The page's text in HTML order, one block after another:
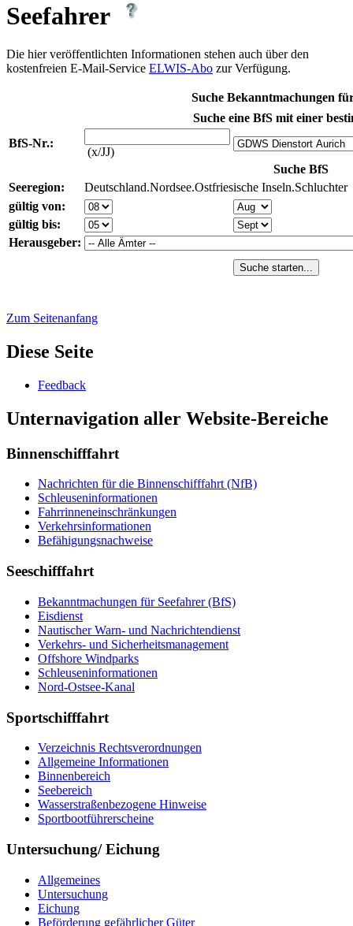
Seefahrer
Die hier veröffentlichten Informationen stehen auch über den
kostenfreien E-Mail-Service ELWIS-Abo zur Verfügung.
Suche Bekanntmachungen
Suche eine BfS mit einer
BfS-Nr.:
(x/JJ)
Suche BfS
Seeregion:
Deutschland.Nordsee.Ostfriesische Inseln.Schluchter
gültig von:
gültig bis:
Herausgeber:
Suche starten...
Zum Seitenanfang
Diese Seite
Feed­back
Unternavigation aller Website-Bereiche
Binnenschifffahrt
Nach­rich­ten für die Bin­nen­schiff­fahrt (NfB)
Schleu­sen­in­for­ma­tio­nen
Fahr­rin­nen­ein­schrän­kun­gen
Ver­kehrs­in­for­ma­tio­nen
Be­fä­hi­gungs­nach­wei­se
Seeschifffahrt
Be­kannt­ma­chun­gen für See­fah­rer (BfS)
Eis­dienst
Nau­ti­scher Warn-​ und Nach­rich­ten­dienst
Ver­kehrs-​ und Si­cher­heits­ma­na­ge­ment
Offs­ho­re Wind­parks
Schleu­sen­in­for­ma­tio­nen
Nord-​Ost­see-​Ka­nal
Sportschifffahrt
Ver­zeich­nis Rechts­ver­ord­nun­gen
All­ge­mei­ne In­for­ma­tio­nen
Bin­nen­be­reich
See­be­reich
Was­ser­stra­ßen­be­zo­ge­ne Hin­wei­se
Sport­boot­füh­rer­schei­ne
Untersuchung/ Eichung
All­ge­mei­nes
Un­ter­su­chung
Ei­chung
Be­för­de­rung ge­fähr­li­cher Gü­ter